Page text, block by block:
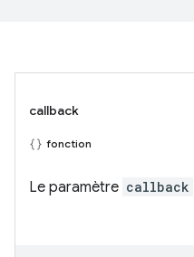
callback
fonction
Le paramètre callback